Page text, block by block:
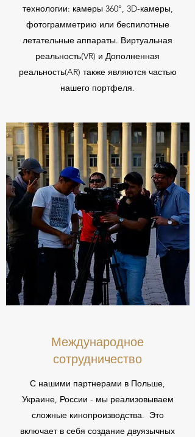
технологии: камеры 360°, 3D-камеры,
фотограмметрию или беспилотные
летательные аппараты. Виртуальная
реальность(VR) и Дополненная
реальность(AR) также являются частью
нашего портфеля.
Международное
сотрудничество
С нашими партнерами в Польше,
Украине, России - мы реализовываем
сложные кинопроизводства. Это
включает в себя создание двуязычных